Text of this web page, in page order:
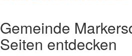
Gemeinde
Seiten entdecken